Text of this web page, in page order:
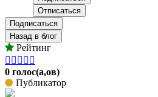
Подписаться
Назад в блог
Рейтинг
    
0 голос(а,ов)
Публикатор